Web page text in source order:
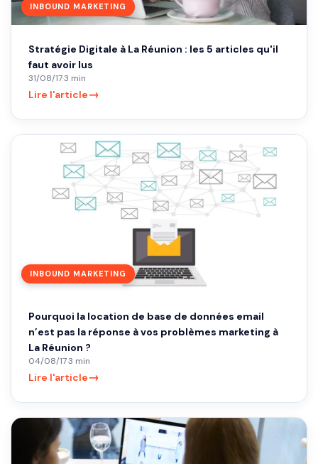
INBOUND MARKETING
Stratégie Digitale à La Réunion : les 5 articles qu'il
faut avoir lus
31/08/17·3 min
Lire l'article→
INBOUND MARKETING
Pourquoi la location de base de données email
n’est pas la réponse à vos problèmes marketing à
La Réunion ?
04/08/17·3 min
Lire l'article→